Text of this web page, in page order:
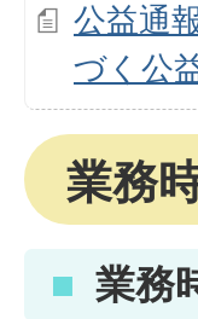
公益通
づく公
業務
業務